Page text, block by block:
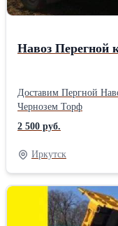
Навоз Перегной
Доставим Пергной
Чернозем Торф
2 500 руб.
Иркутск